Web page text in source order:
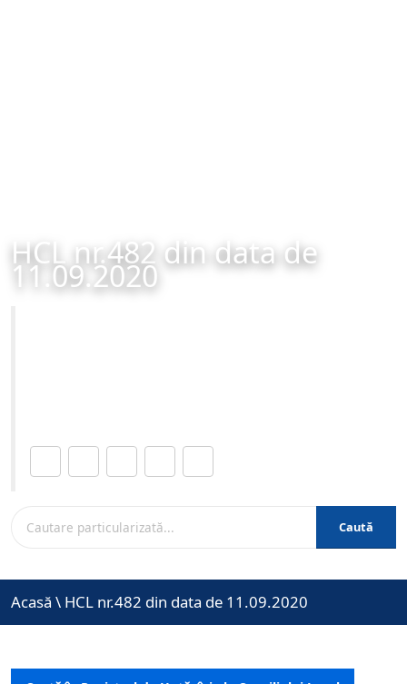
HCL nr.482 din data de
11.09.2020
Caută
Acasă \ HCL nr.482 din data de 11.09.2020